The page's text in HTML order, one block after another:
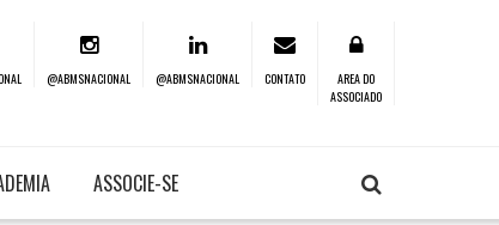
@ABMSNACIONAL @ABMSNACIONAL CONTATO
AREA DO
ASSOCIADO
ASSOCIE-SE